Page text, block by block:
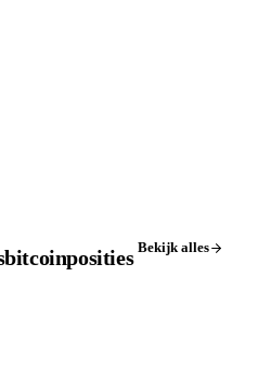
Bekijk alles